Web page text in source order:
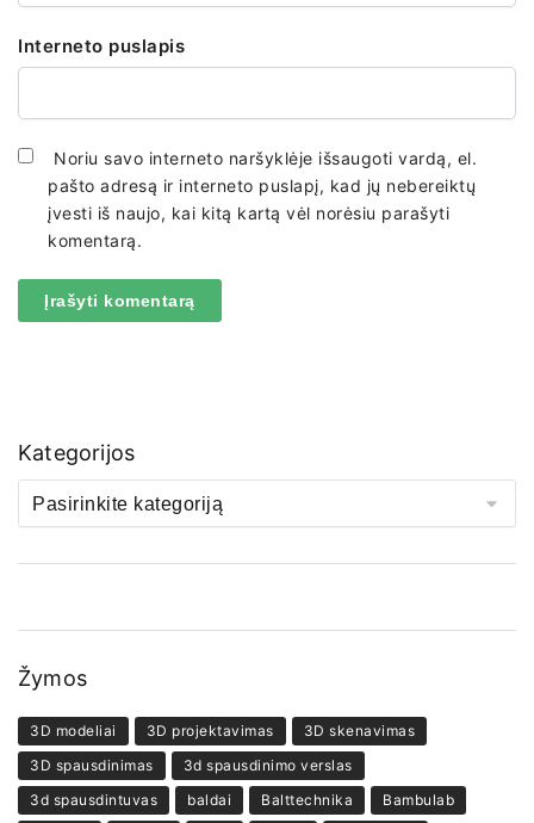
Interneto puslapis
Noriu savo interneto naršyklėje išsaugoti vardą, el.
pašto adresą ir interneto puslapį, kad jų nebereiktų
įvesti iš naujo, kai kitą kartą vėl norėsiu parašyti
komentarą.
Kategorijos
Žymos
3D modeliai 3D projektavimas
3D skenavimas
3D spausdinimas
3d spausdinimo verslas
3d spausdintuvas
baldai Balttechnika
Bambulab